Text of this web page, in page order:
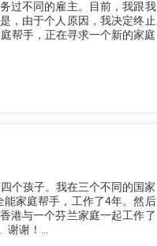
过不同的雇主。目前，我跟我
，由于个人原因，我决定终止
帮手，正在寻求一个新的家庭
个孩子。我在三个不同的国家
家庭帮手，工作了4年。然后
港与一个芬兰家庭一起工作了
谢谢！...